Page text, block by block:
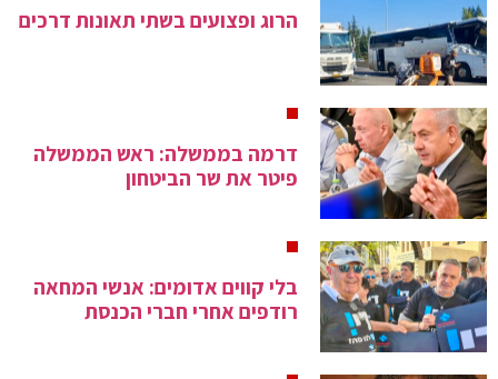
הרוג ופצועים בשתי תאונות דרכים
דרמה בממשלה: ראש הממשלה
פיטר את שר הביטחון
בלי קווים אדומים: אנשי המחאה
רודפים אחרי חברי הכנסת